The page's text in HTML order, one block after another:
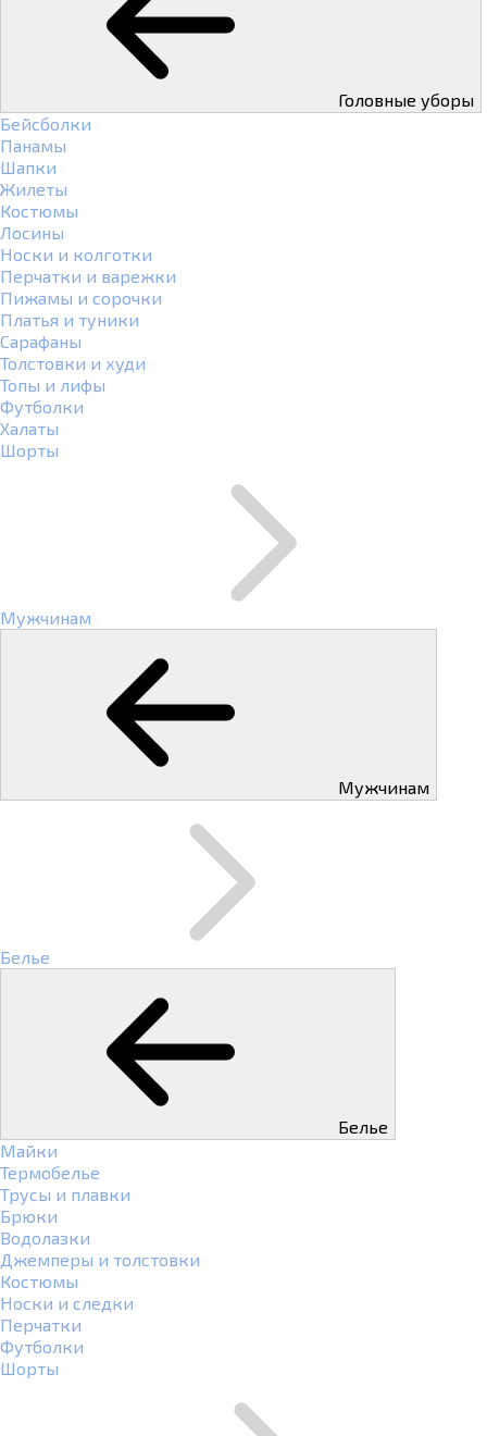
Головные уборы
Бейсболки
Панамы
Шапки
Жилеты
Костюмы
Лосины
Носки и колготки
Перчатки и варежки
Пижамы и сорочки
Платья и туники
Сарафаны
Толстовки и худи
Топы и лифы
Футболки
Халаты
Шорты
Мужчинам
Мужчинам
Белье
Белье
Майки
Термобелье
Трусы и плавки
Брюки
Водолазки
Джемперы и толстовки
Костюмы
Носки и следки
Перчатки
Футболки
Шорты